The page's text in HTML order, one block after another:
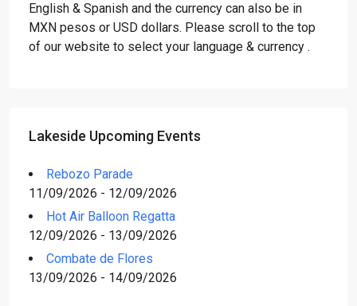
English & Spanish and the currency can also be in
MXN pesos or USD dollars. Please scroll to the top
of our website to select your language & currency .
Lakeside Upcoming Events
Rebozo Parade
11/09/2026 - 12/09/2026
Hot Air Balloon Regatta
12/09/2026 - 13/09/2026
Combate de Flores
13/09/2026 - 14/09/2026